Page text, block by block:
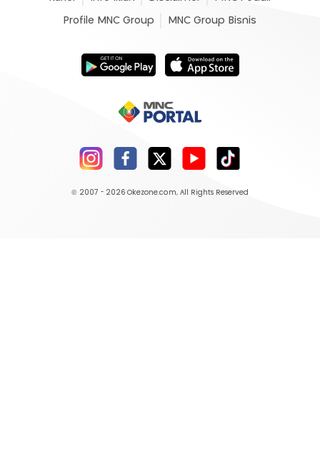
Profile MNC Group MNC Group Bisnis
© 2007 - 2026 Okezone.com, All Rights Reserved